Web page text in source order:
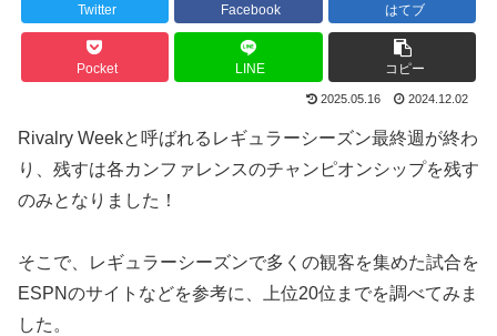
Twitter Facebook はてブ
Pocket LINE コピー
2025.05.16 2024.12.02
Rivalry Weekと呼ばれるレギュラーシーズン最終週が終わ
り、残すは各カンファレンスのチャンピオンシップを残す
のみとなりました！
そこで、レギュラーシーズンで多くの観客を集めた試合を
ESPNのサイトなどを参考に、上位20位までを調べてみま
した。